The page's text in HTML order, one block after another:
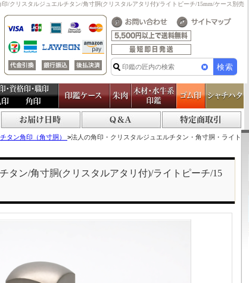
印/クリスタルジュエルチタン/角寸胴(クリスタルアタリ付)/ライトピーチ/15mm/ケース別売
タン角印（角寸胴） >法人の角印・クリスタルジュエルチタン・角寸胴・ライト
タン/角寸胴(クリスタルアタリ付)/ライトピーチ/15